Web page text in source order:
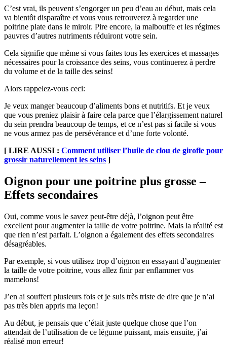
C’est vrai, ils peuvent s’engorger un peu d’eau au début, mais cela
va bientôt disparaître et vous vous retrouverez à regarder une
poitrine plate dans le miroir. Pire encore, la malbouffe et les régimes
pauvres d’autres nutriments réduiront votre sein.
Cela signifie que même si vous faites tous les exercices et massages
nécessaires pour la croissance des seins, vous continuerez à perdre
du volume et de la taille des seins!
Alors rappelez-vous ceci:
Je veux manger beaucoup d’aliments bons et nutritifs. Et je veux
que vous preniez plaisir à faire cela parce que l’élargissement naturel
du sein prendra beaucoup de temps, et ce n’est pas si facile si vous
ne vous armez pas de persévérance et d’une forte volonté.
[ LIRE AUSSI : Comment utiliser l’huile de clou de girofle pour
grossir naturellement les seins ]
Oignon pour une poitrine plus grosse –
Effets secondaires
Oui, comme vous le savez peut-être déjà, l’oignon peut être
excellent pour augmenter la taille de votre poitrine. Mais la réalité est
que rien n’est parfait. L’oignon a également des effets secondaires
désagréables.
Par exemple, si vous utilisez trop d’oignon en essayant d’augmenter
la taille de votre poitrine, vous allez finir par enflammer vos
mamelons!
J’en ai souffert plusieurs fois et je suis très triste de dire que je n’ai
pas très bien appris ma leçon!
Au début, je pensais que c’était juste quelque chose que l’on
attendait de l’utilisation de ce légume puissant, mais ensuite, j’ai
réalisé mon erreur!